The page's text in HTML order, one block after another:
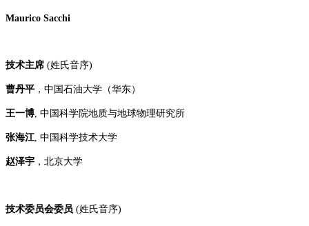
Maurico Sacchi
技术主席 (姓氏音序)
曹丹平 ，中国石油大学（华东）
王一博 , 中国科学院地质与地球物理研究所
张海江 , 中国科学技术大学
赵泽宇 ，北京大学
技术委员会委员 (姓氏音序)